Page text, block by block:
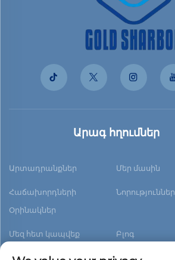
Արագ հղումներ
Արտադրանքներ Մեր մասին
Հաճախորդների
Օրինակներ
Նորություններ
Մեզ հետ կապվեք Բլոգ